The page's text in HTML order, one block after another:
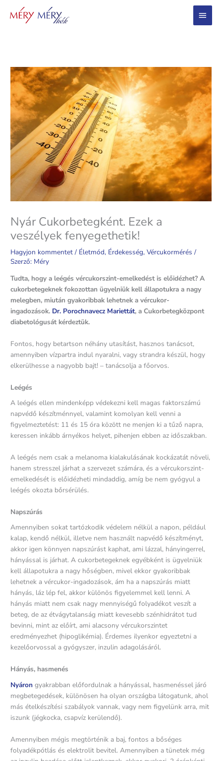
Main
Menu
Nyár Cukorbetegként. Ezek a
veszélyek fenyegethetik!
Hagyjon kommentet / Életmód, Érdekesség,Vércukormérés /
Szerző: Méry
Tudta, hogy a leégés vércukorszint-emelkedést is előidézhet? A
cukorbetegeknek fokozottan ügyelniük kell állapotukra a nagy
melegben, miután gyakoribbak lehetnek a vércukor-
ingadozások. Dr. Porochnavecz Mariettát, a Cukorbetegközpont
diabetológusát kérdeztük.
Fontos, hogy betartson néhány utasítást, hasznos tanácsot,
amennyiben vízpartra indul nyaralni, vagy strandra készül, hogy
elkerülhesse a nagyobb bajt! – tanácsolja a főorvos.
Leégés
A leégés ellen mindenképp védekezni kell magas faktorszámú
napvédő készítménnyel, valamint komolyan kell venni a
figyelmeztetést: 11 és 15 óra között ne menjen ki a tűző napra,
keressen inkább árnyékos helyet, pihenjen ebben az időszakban.
A leégés nem csak a melanoma kialakulásának kockázatát növeli,
hanem stresszel járhat a szervezet számára, és a vércukorszint-
emelkedését is előidézheti mindaddig, amíg be nem gyógyul a
leégés okozta bőrsérülés.
Napszúrás
Amennyiben sokat tartózkodik védelem nélkül a napon, például
kalap, kendő nélkül, illetve nem használt napvédő készítményt,
akkor igen könnyen napszúrást kaphat, ami lázzal, hányingerrel,
hányással is járhat. A cukorbetegeknek egyébként is ügyelniük
kell állapotukra a nagy hőségben, mivel ekkor gyakoribbak
lehetnek a vércukor-ingadozások, ám ha a napszúrás miatt
hányás, láz lép fel, akkor különös figyelemmel kell lenni. A
hányás miatt nem csak nagy mennyiségű folyadékot veszít a
beteg, de az étvágytalanság miatt kevesebb szénhidrátot tud
bevinni, mint az előírt, ami alacsony vércukorszintet
eredményezhet (hipoglikémia). Érdemes ilyenkor egyeztetni a
kezelőorvossal a gyógyszer, inzulin adagolásáról.
Hányás, hasmenés
Nyáron gyakrabban előfordulnak a hányással, hasmenéssel járó
megbetegedések, különösen ha olyan országba látogatunk, ahol
más ételkészítési szabályok vannak, vagy nem figyelünk arra, mit
iszunk (jégkocka, csapvíz kerülendő).
Amennyiben mégis megtörténik a baj, fontos a bőséges
folyadékpótlás és elektrolit bevitel. Amennyiben a tünetek még